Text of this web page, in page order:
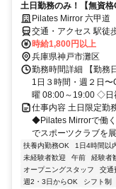
土日勤務のみ！【無資
Pilates Mirror 六甲道
交通・アクセス 駅徒
時給1,800円以上
兵庫県神戸市灘区
勤務時間詳細 【勤務
1日３時間・週２日
曜 08:00～19:00 ◇日
仕事内容 土日限定勤
◆Pilates Mirrorで働
でスポーツクラブを
扶養内勤務OK 1日4時間以
未経験者歓迎
午前 経験者
オープニングスタッフ
交通
週2・3日からOK
シフト制